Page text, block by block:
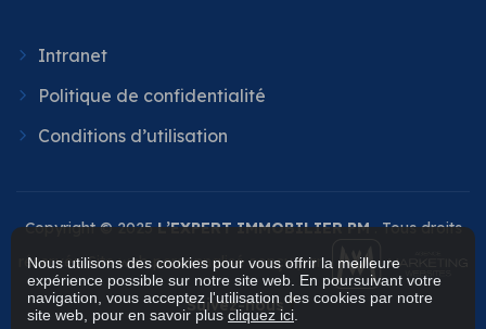
Intranet
Politique de confidentialité
Conditions d’utilisation
Copyright © 2025L’EXPERT IMMOBILIER PM. Tous droits
réservés. Site web personnalisé conçu par
Suivez-nous
Nous utilisons des cookies pour vous offrir la meilleure
expérience possible sur notre site web. En poursuivant votre
navigation, vous acceptez l'utilisation des cookies par notre
site web, pour en savoir plus cliquez ici